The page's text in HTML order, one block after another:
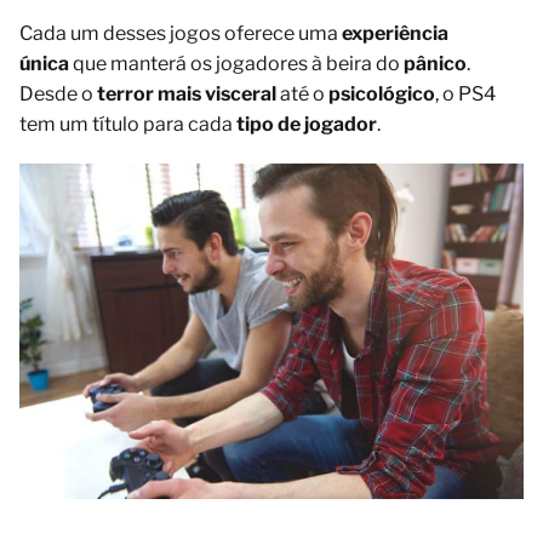
Cada um desses jogos oferece uma experiência
únicaque manterá os jogadores à beira do pânico.
Desde o terror mais visceralaté o psicológico, o PS4
tem um título para cada tipo de jogador.